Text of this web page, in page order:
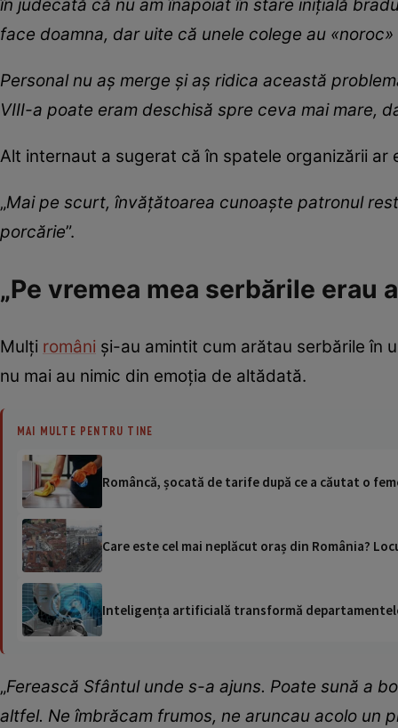
în judecată că nu am înapoiat în stare inițială
face doamna, dar uite că unele colege au «noroc
Personal nu aș merge și aș ridica această
VIII-a poate eram deschisă spre ceva mai mare,
Alt internaut a sugerat că în spatele organizării ar
„Mai pe scurt, învățătoarea cunoaște patronul
porcărie”.
„Pe vremea mea serbările erau
Mulți români și-au amintit cum arătau serbările în
nu mai au nimic din emoția de altădată.
MAI MULTE PENTRU TINE
Româncă, șocată de tarife după ce a căutat o
Care este cel mai neplăcut oraș din România?
Inteligența artificială transformă
„Ferească Sfântul unde s-a ajuns. Poate sună a
altfel. Ne îmbrăcam frumos, ne aruncau acolo un